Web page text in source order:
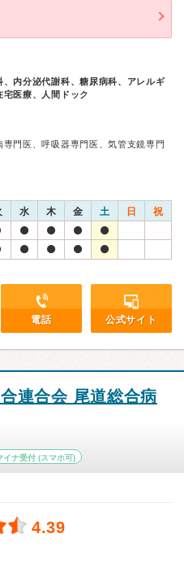
内分泌代謝科、糖尿病科、アレルギ
医療、人間ドック
門医、呼吸器専門医、気管支鏡専門
水 木 金 土 日 祝
電話 公式サイト
連合会 尾道総合病
イナ受付 (スマホ可)
4.39